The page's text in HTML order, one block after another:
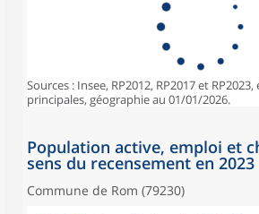
Sources : Insee, RP2012, RP2017 et
principales, géographie au 01/01/2026.
Population active, emploi et
sens du recensement en 2023
Commune de Rom (79230)